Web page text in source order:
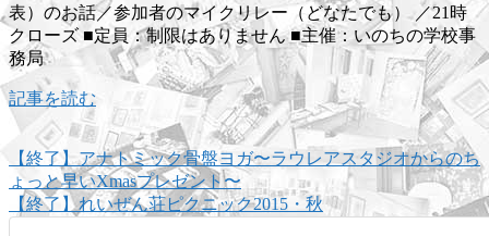
表）のお話／参加者のマイクリレー（どなたでも） ／21時
クローズ ■定員：制限はありません ■主催：いのちの学校事
務局
記事を読む
【終了】アナトミック骨盤ヨガ〜ラウレアスタジオからのち
ょっと早いXmasプレゼント〜
【終了】れいぜん荘ピクニック2015・秋